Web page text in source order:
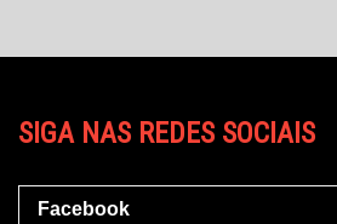
SIGA NAS REDES SOCIAIS
Facebook